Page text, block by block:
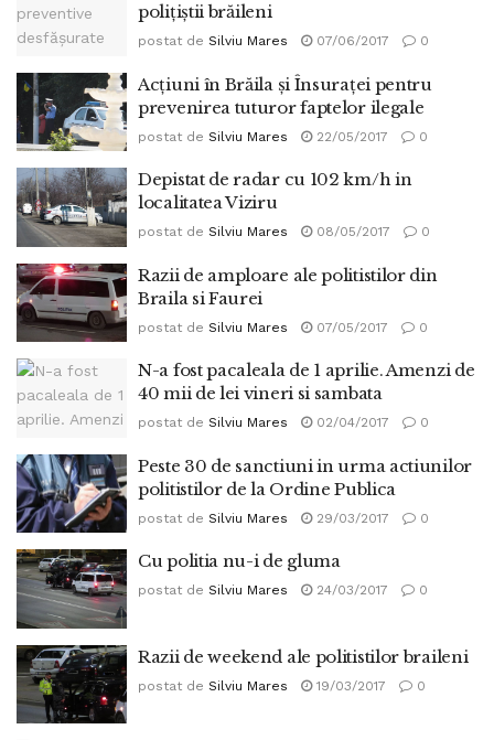
poliţiştii brăileni
postat de Silviu Mares 07/06/2017 0
Acţiuni în Brăila și Însuraței pentru
prevenirea tuturor faptelor ilegale
postat de Silviu Mares 22/05/2017 0
Depistat de radar cu 102 km/h in
localitatea Viziru
postat de Silviu Mares 08/05/2017 0
Razii de amploare ale politistilor din
Braila si Faurei
postat de Silviu Mares 07/05/2017 0
N-a fost pacaleala de 1 aprilie. Amenzi de
40 mii de lei vineri si sambata
postat de Silviu Mares 02/04/2017 0
Peste 30 de sanctiuni in urma actiunilor
politistilor de la Ordine Publica
postat de Silviu Mares 29/03/2017 0
Cu politia nu-i de gluma
postat de Silviu Mares 24/03/2017 0
Razii de weekend ale politistilor braileni
postat de Silviu Mares 19/03/2017 0